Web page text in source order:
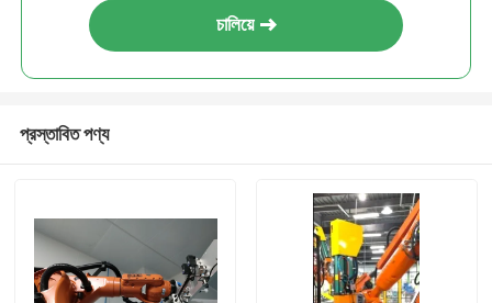
চালিয়ে
প্রস্তাবিত পণ্য